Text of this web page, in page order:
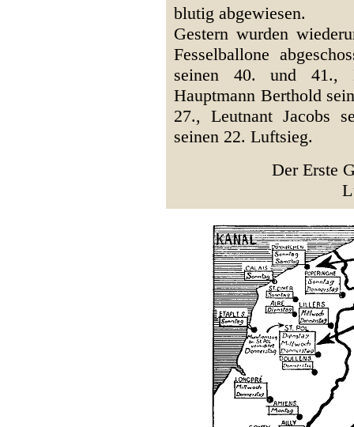
blutig abgewiesen.
Gestern wurden
Fesselballone
seinen 40. und 41.,
Hauptmann Berthold
27., Leutnant Jacobs
seinen 22. Luftsieg.
Der Erste